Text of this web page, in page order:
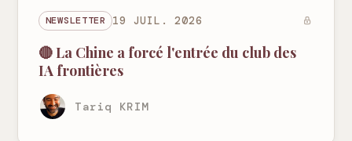
NEWSLETTER 19 JUIL. 2026
🔴 La Chine a forcé l'entrée du club des
IA frontières
Tariq KRIM